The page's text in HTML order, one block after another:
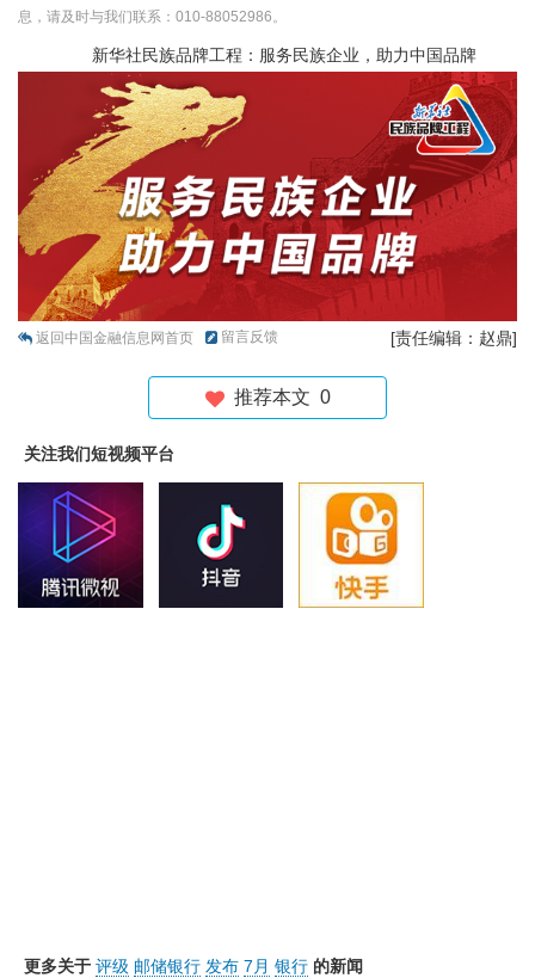
息，请及时与我们联系：010-88052986。
新华社民族品牌工程：服务民族企业，助力中国品牌
返回中国金融信息网首页 留言反馈 [责任编辑：赵鼎]
推荐本文 0
关注我们短视频平台
更多关于 评级 邮储银行 发布 7月 银行 的新闻